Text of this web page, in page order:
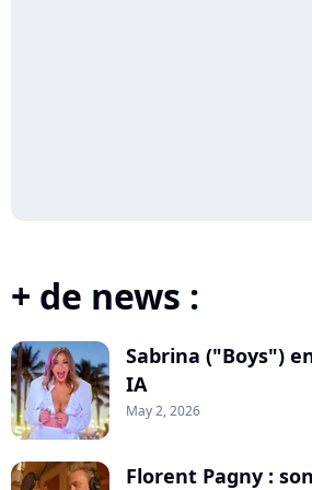
+ de news :
Sabrina ("Boys")
IA
May 2, 2026
Florent Pagny :